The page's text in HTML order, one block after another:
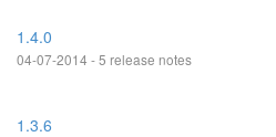
1.4.0
04-07-2014 - 5 release notes
1.3.6